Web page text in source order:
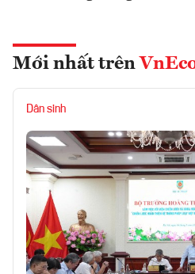
Mới nhất trên
Dân sinh